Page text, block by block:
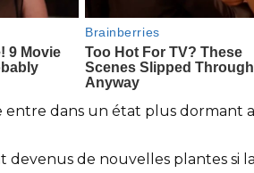
entre dans un état plus dormant
devenus de nouvelles plantes si